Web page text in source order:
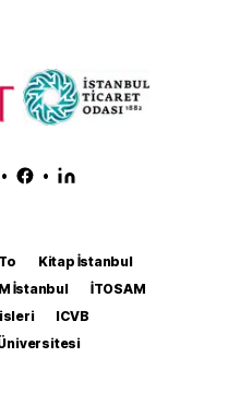
• •
Kitap İstanbul
İstanbul
İTOSAM
ICVB